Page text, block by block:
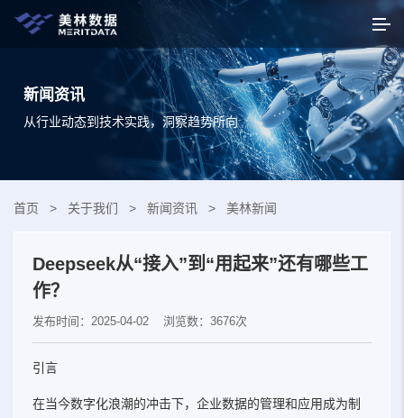
新闻资讯
从行业动态到技术实践，洞察趋势所向
首页 > 关于我们 > 新闻资讯 > 美林新闻
Deepseek从“接入”到“用起来”还有哪些工
作？
发布时间：2025-04-02 浏览数：3676次
引言
在当今数字化浪潮的冲击下，企业数据的管理和应用成为制